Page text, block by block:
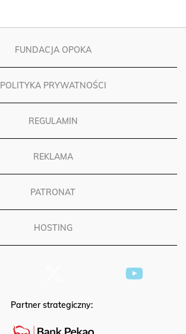
FUNDACJA OPOKA
POLITYKA PRYWATNOŚCI
REGULAMIN
REKLAMA
PATRONAT
HOSTING
Partner strategiczny: